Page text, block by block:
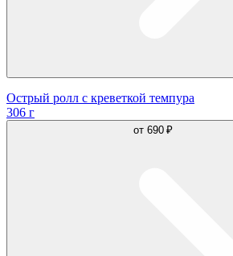
Острый ролл с креветкой темпура
306 г
от 690 ₽